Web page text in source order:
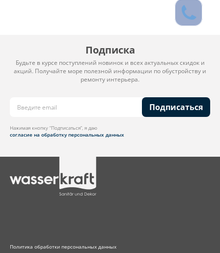
Подписка
Будьте в курсе поступлений новинок и всех актуальных скидок и
акций. Получайте море полезной информации по обустройству и
ремонту интерьера.
Подписаться
Нажимая кнопку “Подписаться”, я даю
согласие на обработку персональных данных
Политика обработки персональных данных